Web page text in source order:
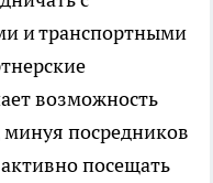
и транспортными
возможность
минуя посредников
посещать